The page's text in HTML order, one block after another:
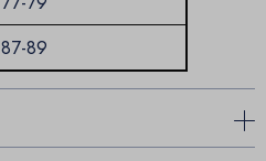
87-89